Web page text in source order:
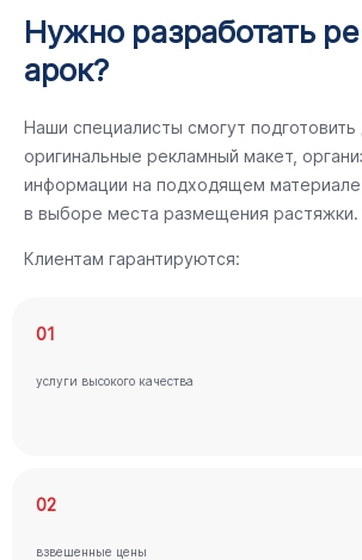
Нужно разработать
арок?
Наши специалисты смогут подготовить
оригинальные рекламный макет,
информации на подходящем
в выборе места размещения растяжки.
Клиентам гарантируются:
01
услуги высокого качества
02
взвешенные цены